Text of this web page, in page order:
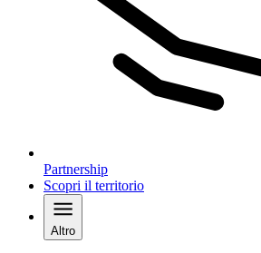
Partnership
Scopri il territorio
Altro